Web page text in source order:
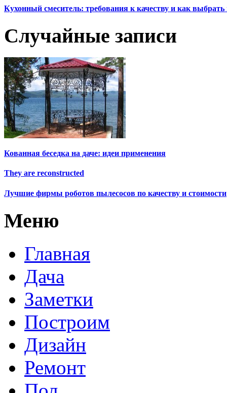
Кухонный смеситель: требования к качеству и как
Случайные записи
Кованная беседка на даче: идеи применения
They are reconstructed
Лучшие фирмы роботов пылесосов по качеству и стоимости
Меню
Главная
Дача
Заметки
Построим
Дизайн
Ремонт